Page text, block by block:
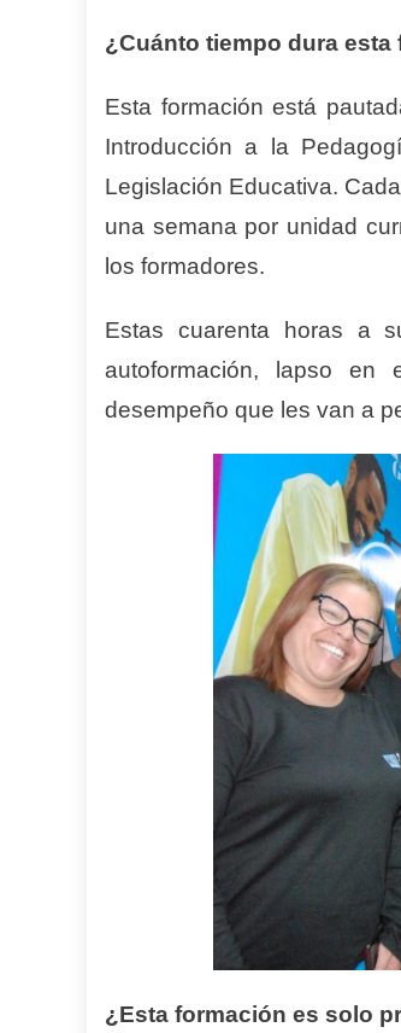
¿Cuánto tiempo dura esta
Esta formación está
Introducción a la
Legislación Educativa.
una semana por unidad
los formadores.
Estas cuarenta horas a
autoformación, lapso en
desempeño que les van a
¿Esta formación es solo